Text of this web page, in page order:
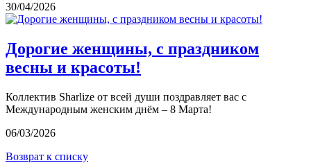
30/04/2026
Дорогие женщины, с праздником
весны и красоты!
Коллектив Sharlize от всей души поздравляет вас с
Международным женским днём – 8 Марта!
06/03/2026
Возврат к списку